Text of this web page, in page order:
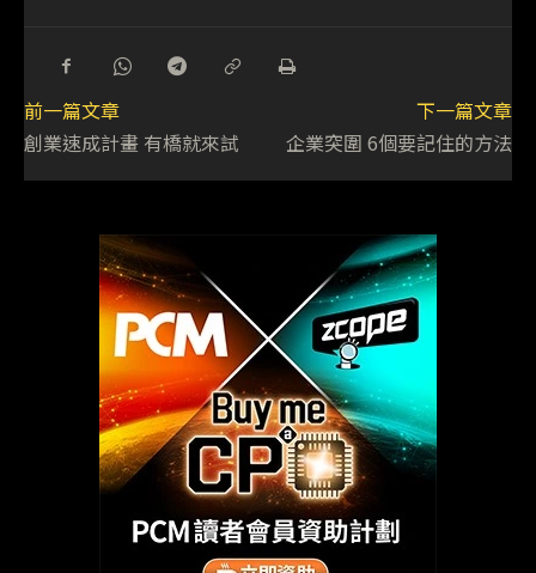
前一篇文章
創業速成計畫 有橋就來試
下一篇文章
企業突圍 6個要記住的方法